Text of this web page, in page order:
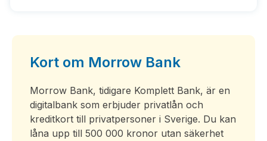
Kort om Morrow Bank
Morrow Bank, tidigare Komplett Bank, är en
digitalbank som erbjuder privatlån och
kreditkort till privatpersoner i Sverige. Du kan
låna upp till 500 000 kronor utan säkerhet